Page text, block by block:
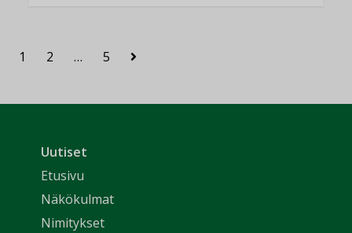
1 2 … 5
Uutiset
Etusivu
Näkökulmat
Nimitykset